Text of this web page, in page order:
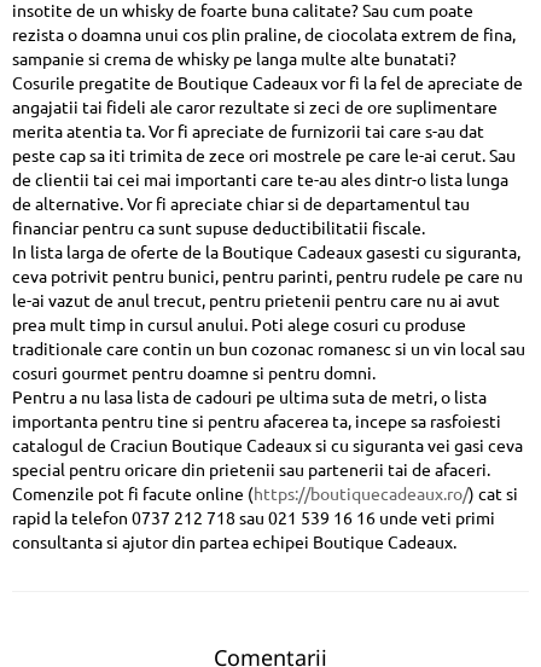
insotite de un whisky de foarte buna calitate? Sau cum poate
rezista o doamna unui cos plin praline, de ciocolata extrem de fina,
sampanie si crema de whisky pe langa multe alte bunatati?
Cosurile pregatite de Boutique Cadeaux vor fi la fel de apreciate de
angajatii tai fideli ale caror rezultate si zeci de ore suplimentare
merita atentia ta. Vor fi apreciate de furnizorii tai care s-au dat
peste cap sa iti trimita de zece ori mostrele pe care le-ai cerut. Sau
de clientii tai cei mai importanti care te-au ales dintr-o lista lunga
de alternative. Vor fi apreciate chiar si de departamentul tau
financiar pentru ca sunt supuse deductibilitatii fiscale.
In lista larga de oferte de la Boutique Cadeaux gasesti cu siguranta,
ceva potrivit pentru bunici, pentru parinti, pentru rudele pe care nu
le-ai vazut de anul trecut, pentru prietenii pentru care nu ai avut
prea mult timp in cursul anului. Poti alege cosuri cu produse
traditionale care contin un bun cozonac romanesc si un vin local sau
cosuri gourmet pentru doamne si pentru domni.
Pentru a nu lasa lista de cadouri pe ultima suta de metri, o lista
importanta pentru tine si pentru afacerea ta, incepe sa rasfoiesti
catalogul de Craciun Boutique Cadeaux si cu siguranta vei gasi ceva
special pentru oricare din prietenii sau partenerii tai de afaceri.
Comenzile pot fi facute online (https://boutiquecadeaux.ro/) cat si
rapid la telefon 0737 212 718 sau 021 539 16 16 unde veti primi
consultanta si ajutor din partea echipei Boutique Cadeaux.
Comentarii